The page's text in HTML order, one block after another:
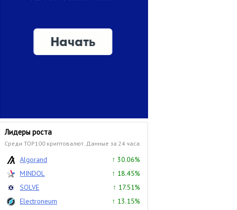
Лидеры роста
Среди TOP100 криптовалют. Данные за 24 часа.
Algorand
↑ 30.06%
MINDOL
↑ 18.45%
SOLVE
↑ 17.51%
Electroneum
↑ 13.15%